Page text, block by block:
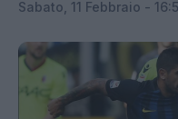
Sabato, 11 Febbraio -